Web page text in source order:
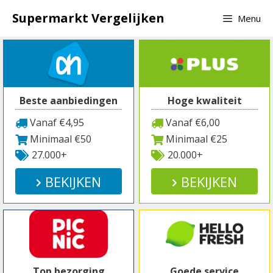
naar
inhoud
Supermarkt Vergelijken Menu
Beste aanbiedingen
Vanaf €4,95
Minimaal €50
27.000+
BEKIJKEN
Hoge kwaliteit
Vanaf €6,00
Minimaal €25
20.000+
BEKIJKEN